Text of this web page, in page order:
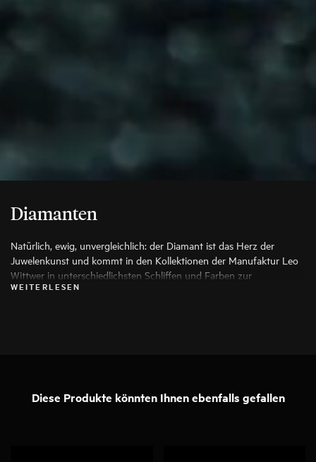
Diamanten
Natürlich, ewig, unvergleichlich: der Diamant ist das Herz der
Juwelenkunst und kommt in den Kollektionen der Manufaktur Leo
Wittwer in unterschiedlichsten Schliffen und Farben zur
Anwendung, die seine Schönheit auf die Spitze treiben. Es werden
WEITERLESEN
Diese Produkte könnten Ihnen ebenfalls gefallen